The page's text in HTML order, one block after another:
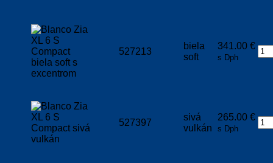
527213
biela
soft
341.00 €
s Dph
527397
sivá
vulkán
265.00 €
s Dph